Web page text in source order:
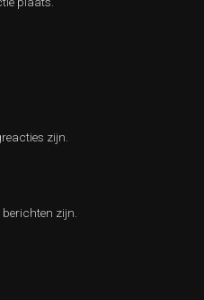
zijn.
zijn.